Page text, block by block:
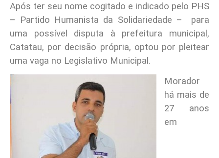
Após ter seu nome cogitado e indicado pelo PHS
– Partido Humanista da Solidariedade – para
uma possível disputa à prefeitura municipal,
Catatau, por decisão própria, optou por pleitear
uma vaga no Legislativo Municipal.
Morador
há mais de
27 anos
em